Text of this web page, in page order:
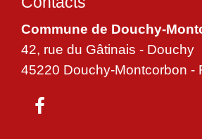
Commune de Douchy-
42, rue du Gâtinais - Douchy
45220 Douchy-Montcorbon -